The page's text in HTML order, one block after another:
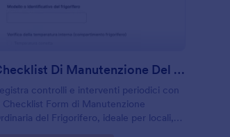
Checklist Di Manutenzione Del Congelatore
controlli e interventi periodici con
Checklist Form di Manutenzione
del Frigorifero, ideale per locali,